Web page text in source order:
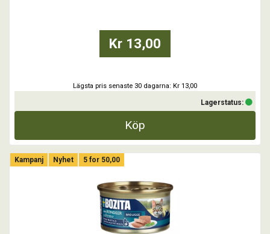
- Med Postbiotika
Kr 13,00
Lägsta pris senaste 30 dagarna: Kr 13,00
Lagerstatus:
Köp
Kampanj Nyhet 5 for 50,00